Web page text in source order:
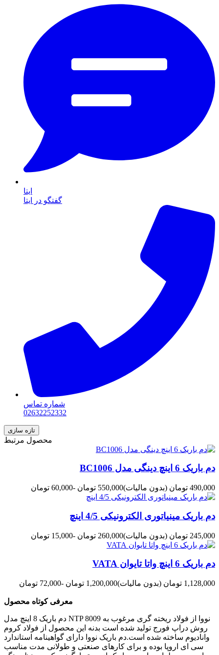
ایتا
گفتگو در ایتا
شماره تماس
02632252332
محصول مرتبط
دم باریک 6 اینچ دینگی مدل BC1006
490,000 تومان (بدون مالیات)550,000 تومان -60,000 تومان
دم باریک مینیاتوری الکترونیکی 4/5 اینچ
245,000 تومان (بدون مالیات)260,000 تومان -15,000 تومان
دم باریک 6 اینچ واتا تایوان VATA
1,128,000 تومان (بدون مالیات)1,200,000 تومان -72,000 تومان
معرفی کوتاه محصول
دم باریک 8 اینچ مدل NTP 8009 نووا از فولاد ریخته گری مرغوب به
روش دراپ فورج تولید شده است بدنه این محصول از فولاد کروم
وانادیوم ساخته شده است.دم باریک نووا دارای گواهینامه استاندارد
سی ای اروپا بوده و برای کارهای صنعتی و طولانی مدت مناسب